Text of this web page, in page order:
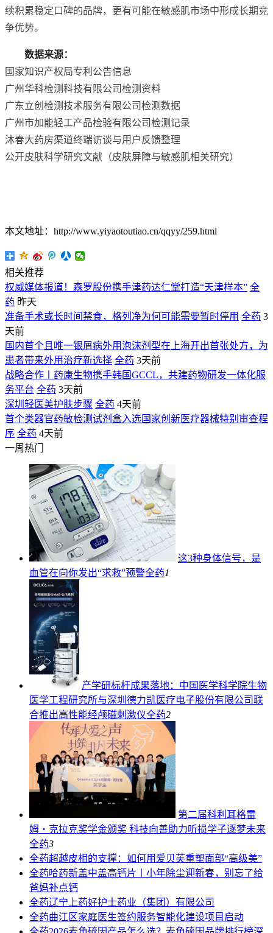
续积累稳定口碑的品牌，更有可能在敏感肌市场中形成长期竞
争优势。
数据来源：
国家知识产权局专利公告信息
广州华科检测科技有限公司检测资料
广东立创检测技术服务有限公司检测数据
广州市加能轻工产品检验有限公司检测记录
沐春大药房渠道终端访谈与用户反馈整理
公开皮肤科学研究文献（皮肤屏障与敏感肌相关研究）
本文地址：http://www.yiyaotoutiao.cn/qqyy/259.html
相关推荐
权威媒体报道！森罗股份携手津药达仁堂打造“天津样本” 全
药 昨天
准备手术或长时间禁食，格列净为何可能需要暂时停用 全药 3
天前
国内首个且唯一银屑病外用泡沫剂型在上海开出首张处方，为
患者带来外用治疗新选择 全药 3天前
战略合作丨药康生物携手韩国GCCL，共建药物研发一体化服
务平台 全药 3天前
深圳轻医美护肤步骤 全药 4天前
首个类器官药敏检测试剂盒入选国家创新医疗器械特别审查程
序 全药 4天前
一周热门
这3种身体信号，是
血管在向你发出“求救”预警全药1
产学研标杆成果落地：中国医学科学院生物
医学工程研究所与深圳德力凯医疗电子股份有限公司联
合推出高性能经颅磁刺激仪全药2
第二届科利耳格雷
姆・克拉克奖学金颁奖 科技向善助力听损学子逐梦未来
全药3
全药超越皮相的支撑：如何用爱贝芙重塑面部“高级美”
全药哈药新盖中盖高钙片丨小年除尘迎新春，别忘了给
爸妈补点钙
全药辽宁上药好护士药业（集团）有限公司
全药曲江区家庭医生签约服务智能化建设项目启动